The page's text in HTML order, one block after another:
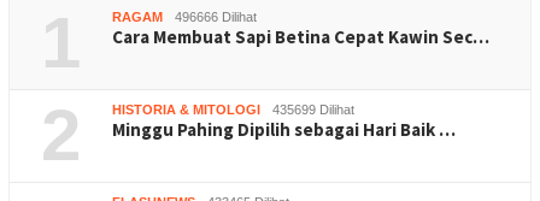
1 RAGAM 496666 Dilihat
Cara Membuat Sapi Betina Cepat Kawin Sec…
2 HISTORIA & MITOLOGI 435699 Dilihat
Minggu Pahing Dipilih sebagai Hari Baik …